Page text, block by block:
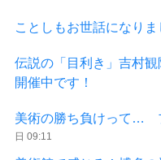
ことしもお世話になり
伝説の「目利き」吉村観
開催中です！
美術の勝ち負けって…
日 09:11